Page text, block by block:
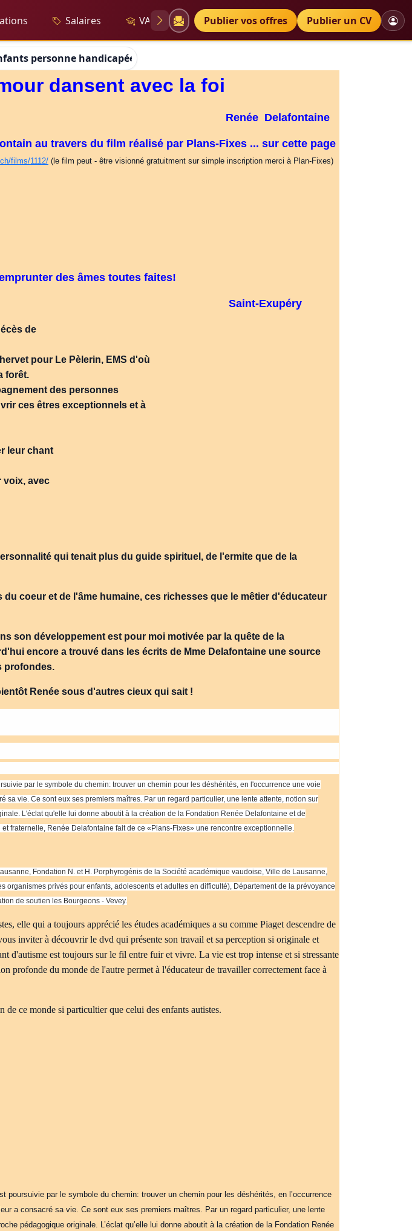
Salaires VAE Diplômes Petites annonces
Publier vos offres Publier un CV
personne handicapée autisme éducatrice spécialisée
dansent avec la foi
Renée Delafontaine
au travers du film réalisé par Plans-Fixes ... sur cette page
films/1112/ (le film peut - être visionné gratuitment sur simple inscription merci à Plan-Fixes)
des âmes toutes faites!
Saint-Exupéry
de
pour Le Pèlerin, EMS d'où
forêt.
des personnes
ces êtres exceptionnels et à
leur chant
voix, avec
qui tenait plus du guide spirituel, de l'ermite que de la
coeur et de l'âme humaine, ces richesses que le mêtier d'éducateur
son développement est pour moi motivée par la quête de la
encore a trouvé dans les écrits de Mme Delafontaine une source
profondes.
Renée sous d'autres cieux qui sait !
par le symbole du chemin: trouver un chemin pour les déshérités, en l'occurrence une voie
vie. Ce sont eux ses premiers maîtres. Par un regard particulier, une lente attente, notion sur
L'éclat qu'elle lui donne aboutit à la création de la Fondation Renée Delafontaine et de
fraternelle, Renée Delafontaine fait de ce «Plans-Fixes» une rencontre exceptionnelle.
Fondation N. et H. Porphyrogénis de la Société académique vaudoise, Ville de Lausanne,
organismes privés pour enfants, adolescents et adultes en difficulté), Département de la prévoyance
de soutien les Bourgeons - Vevey.
elle qui a toujours apprécié les études académiques a su comme Piaget descendre de
inviter à découvrir le dvd qui présente son travail et sa perception si originale et
d'autisme est toujours sur le fil entre fuir et vivre. La vie est trop intense et si stressante
profonde du monde de l'autre permet à l'éducateur de travailler correctement face à
ce monde si particultier que celui des enfants autistes.
par le symbole du chemin: trouver un chemin pour les déshérités, en l’occurrence
a consacré sa vie. Ce sont eux ses premiers maîtres. Par un regard particulier, une lente
pédagogique originale. L’éclat qu’elle lui donne aboutit à la création de la Fondation Renée